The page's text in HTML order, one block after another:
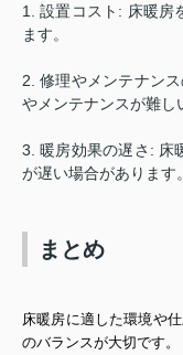
1.設置コスト : 床暖房
ます。
2.修理やメンテナンス
やメンテナンスが難し
3.暖房効果の遅さ : 床
が遅い場合があります。
まとめ
床暖房に適した環境や
のバランスが大切です。